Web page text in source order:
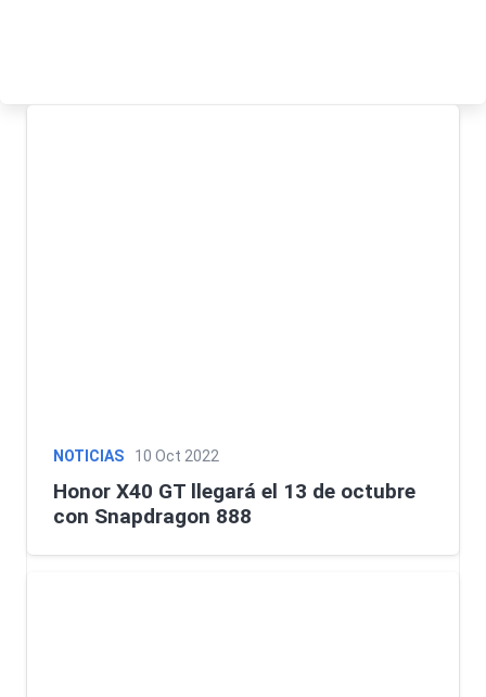
NOTICIAS 10 Oct 2022
Honor X40 GT llegará el 13 de octubre
con Snapdragon 888